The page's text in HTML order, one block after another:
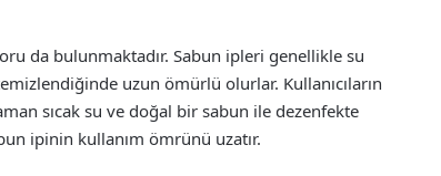
da bulunmaktadır. Sabun ipleri genellikle su
uzun ömürlü olurlar. Kullanıcıların
sıcak su ve doğal bir sabun ile dezenfekte
ipinin kullanım ömrünü uzatır.